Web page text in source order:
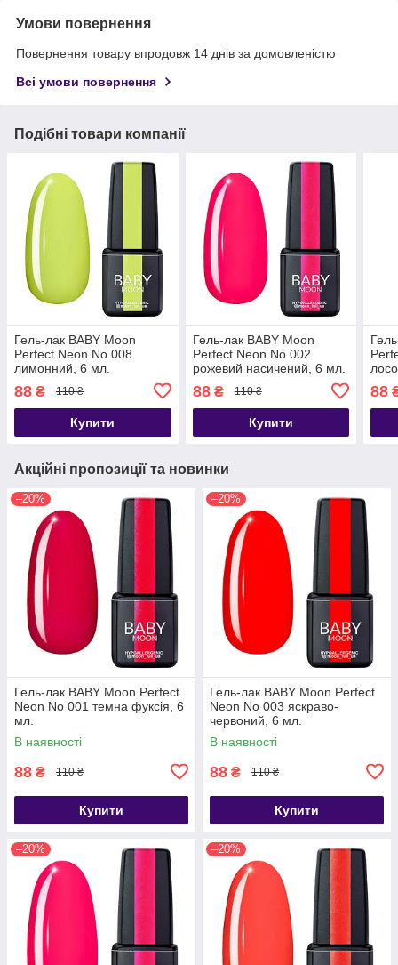
Умови повернення
Повернення товару впродовж 14 днів за домовленістю
Всі умови повернення
Подібні товари компанії
Гель-лак BABY Moon
Perfect Neon No 008
лимонний, 6 мл.
88 ₴ 110 ₴
Купити
Гель-лак BABY Moon
Perfect Neon No 002
рожевий насичений, 6 мл.
88₴ 110 ₴
Купити
88
Акційні пропозиції та новинки
–20%
Гель-лак BABY Moon Perfect
Neon No 001 темна фуксія, 6
мл.
В наявності
88 ₴ 110 ₴
Купити
–20%
Гель-лак BABY Moon Perfect
Neon No 003 яскраво-
червоний, 6 мл.
В наявності
88 ₴ 110 ₴
Купити
–20% –20%